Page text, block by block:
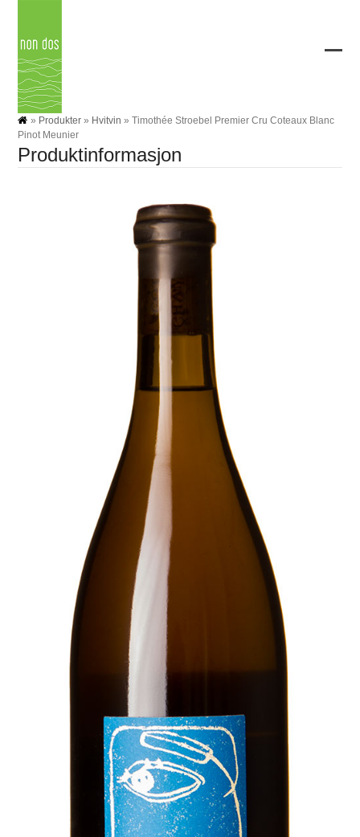
content
» Produkter » Hvitvin »Timothée Stroebel Premier Cru Coteaux Blanc
Pinot Meunier
Produktinformasjon